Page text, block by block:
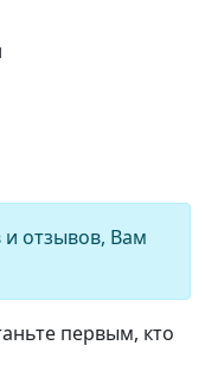
отзывов, Вам
первым, кто